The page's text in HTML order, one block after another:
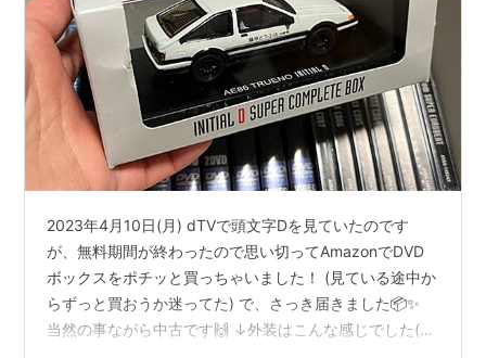
2023年4月10日(月) dTVで頭文字Dを見ていたのです
が、無料期間が終わったので思い切ってAmazonでDVD
ボックスをポチッと買っちゃいました！ (見ている途中か
らずっと買おうか迷ってた) で、さっき届きました📦✨
当然の事ながら中古です🙌 ↓外装はこんな感じでした(結